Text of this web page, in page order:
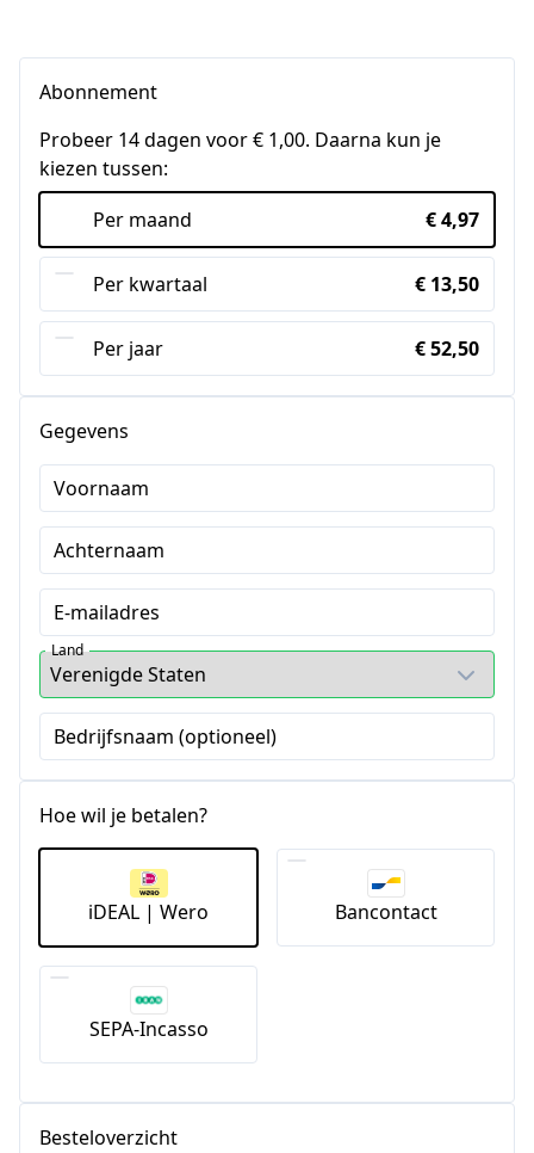
Abonnement
Probeer 14 dagen voor € 1,00. Daarna kun je
kiezen tussen:
Per maand
€ 4,97
Per kwartaal € 13,50
Per jaar € 52,50
Gegevens
Voornaam
Achternaam
E-mailadres
Land
Bedrijfsnaam (optioneel)
Hoe wil je betalen?
iDEAL | Wero Bancontact
SEPA-Incasso
Besteloverzicht